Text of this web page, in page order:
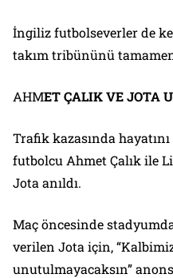
İngiliz futbolseverler de
takım tribününü
AHMET ÇALIK VE JOTA
Trafik kazasında
futbolcu Ahmet Çalık ile
Jota anıldı.
Maç öncesinde
verilen Jota için,
unutulmayacaksın”